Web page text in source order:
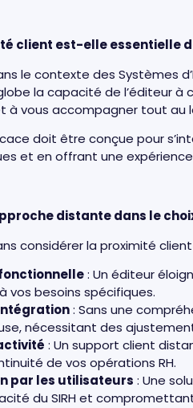
client est-elle essentielle
le contexte des Systèmes
la capacité de l’éditeur
à vous accompagner tout au
doit être conçue pour
et en offrant une
distante dans le choix
considérer la proximité
: Un éditeur
vos besoins spécifiques.
: Sans une
nécessitant des
: Un support client
de vos opérations RH.
par les utilisateurs : Une
du SIRH et